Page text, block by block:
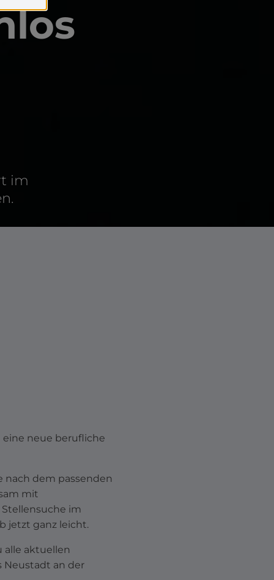
im
neue berufliche
nach dem passenden
mit
im
jetzt ganz leicht.
alle aktuellen
Neustadt an der